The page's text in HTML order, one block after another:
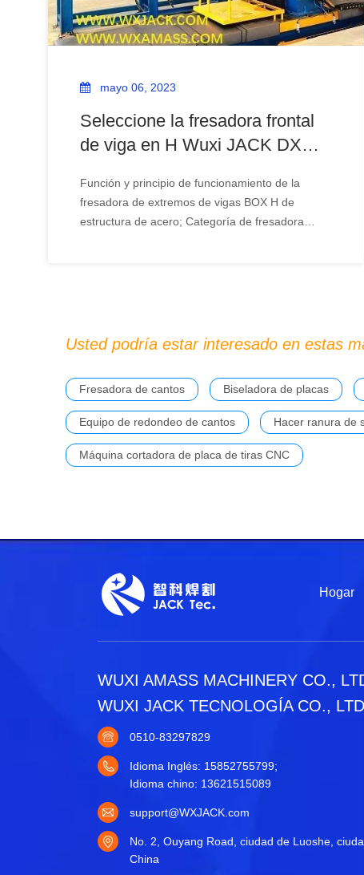
mayo 06, 2023
Seleccione la fresadora frontal
de viga en H Wuxi JACK DX
Función y principio de funcionamiento de la
fresadora de extremos de vigas BOX H de
estructura de acero; Categoría de fresadora
frontal CNC Wuxi JACK; Ventajas competitivas de
la fresadora frontal de viga en H grande Wuxi
JACK; Resumen sobre la fresadora frontal de
vigas Wuxi JACK BOX H
Usted podría estar interesado en estas
Fresadora de cantos Biseladora de placas
Equipo de redondeo de cantos Hacer ranura de
Máquina cortadora de placa de tiras CNC
Hogar
WUXI AMASS MACHINERY CO.,
WUXI JACK TECNOLOGÍA CO., LTD
0510-83297829
Idioma Inglés: 15852755799;
Idioma chino: 13621515089
support@WXJACK.com
No. 2, Ouyang Road, ciudad de Luoshe,
China